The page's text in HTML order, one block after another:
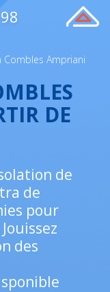
Combles Ampriani
DE
de
de
pour
des